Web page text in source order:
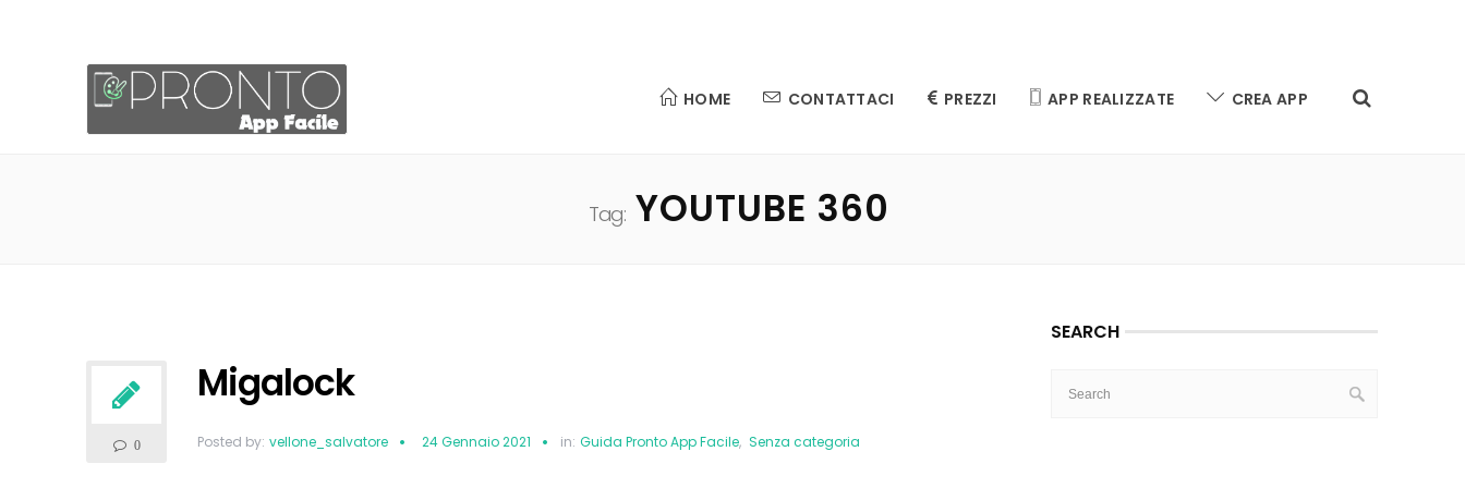
HOME CONTATTACI PREZZI APP REALIZZATE CREA APP
Tag:YOUTUBE 360
0
Migalock
Posted by: vellone_salvatore 24 Gennaio 2021 in: Guida Pronto App Facile, Senza categoria
SEARCH